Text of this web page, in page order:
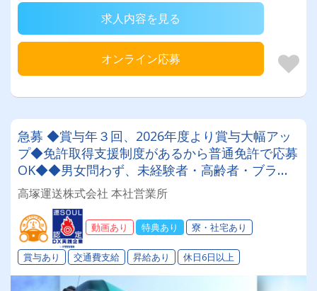
求人内容を見る
オンライン応募
急募 ◆賞与年３回、2026年度より賞与大幅アッ
プ◆免許取得支援制度があるから普通免許で応募
OK◆◆男女問わず、未経験者・高齢者・ブラン
クのある方も大歓迎！！創業６３年 地元密着の
安定企業 ♪ ２０２４年問題対応済企業
高塚運送株式会社 本社営業所
動画あり 特典あり 寮・社宅あり
賞与あり 交通費支給 昇給あり 休日6日以上